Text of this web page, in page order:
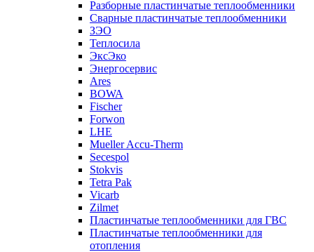
Разборные пластинчатые теплообменники
Сварные пластинчатые теплообменники
ЗЭО
Теплосила
ЭксЭко
Энергосервис
Ares
BOWA
Fischer
Forwon
LHE
Mueller Accu-Therm
Secespol
Stokvis
Tetra Pak
Vicarb
Zilmet
Пластинчатые теплообменники для ГВС
Пластинчатые теплообменники для
отопления